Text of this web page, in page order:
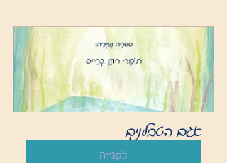
אגם הטבלנים
לקנייה